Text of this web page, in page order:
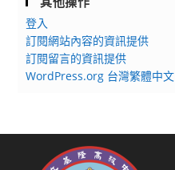
登入
訂閱網站內容的資訊提供
訂閱留言的資訊提供
WordPress.org 台灣繁體中文